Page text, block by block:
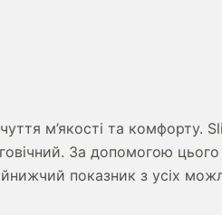
м’якості та комфорту.
За допомогою
показник з усіх